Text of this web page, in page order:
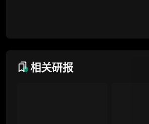
定制化研究报告折扣（9.5 折）
相关研报